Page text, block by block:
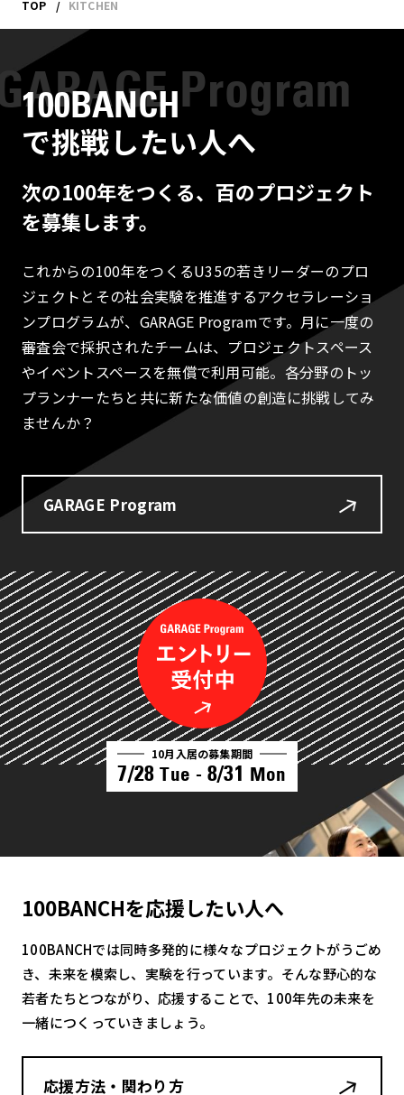
TOP KITCHEN
100BANCH
で挑戦したい人へ
次の100年をつくる、百のプロジェクト
を募集します。
これからの100年をつくるU35の若きリーダーのプロ
ジェクトとその社会実験を推進するアクセラレーショ
ンプログラムが、GARAGE Programです。月に一度の
審査会で採択されたチームは、プロジェクトスペース
やイベントスペースを無償で利用可能。各分野のトッ
プランナーたちと共に新たな価値の創造に挑戦してみ
ませんか？
GARAGE Program
10月入居の募集期間
7/28 Tue - 8/31 Mon
100BANCHを応援したい人へ
100BANCHでは同時多発的に様々なプロジェクトがうごめ
き、未来を模索し、実験を行っています。そんな野心的な
若者たちとつながり、応援することで、100年先の未来を
一緒につくっていきましょう。
応援方法・関わり方